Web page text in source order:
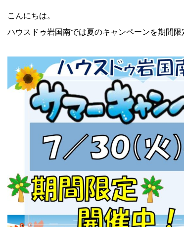
こんにちは。
ハウスドゥ岩国南では夏のキャンペーンを期間限